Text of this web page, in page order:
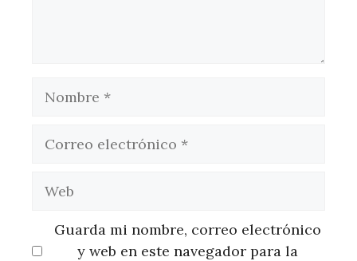
Guarda mi nombre, correo electrónico
y web en este navegador para la